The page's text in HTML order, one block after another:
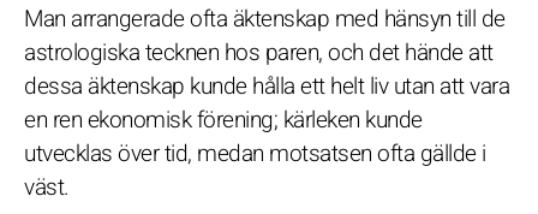
Man arrangerade ofta äktenskap med hänsyn till de
astrologiska tecknen hos paren, och det hände att
dessa äktenskap kunde hålla ett helt liv utan att vara
en ren ekonomisk förening; kärleken kunde
utvecklas över tid, medan motsatsen ofta gällde i
väst.